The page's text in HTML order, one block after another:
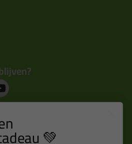
deals rechtstreeks in je
💚